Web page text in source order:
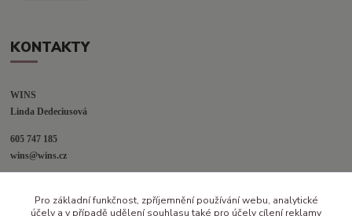
KONTAKTY
WINS
Linda Dedeciusová
605 747 185
wins@wins.cz
Šenov u N. Jičína
Pro základní funkčnost, zpříjemnění používání webu, analytické
účely a v případě udělení souhlasu také pro účely cílení reklamy